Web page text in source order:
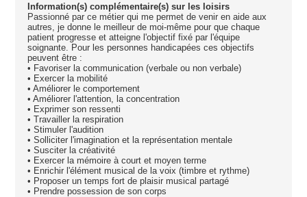
Information(s) complémentaire(s) sur les loisirs
Passionné par ce métier qui me permet de venir en aide aux
autres, je donne le meilleur de moi-même pour que chaque
patient progresse et atteigne l'objectif fixé par l'équipe
soignante. Pour les personnes handicapées ces objectifs
peuvent être :
• Favoriser la communication (verbale ou non verbale)
• Exercer la mobilité
• Améliorer le comportement
• Améliorer l'attention, la concentration
• Exprimer son ressenti
• Travailler la respiration
• Stimuler l'audition
• Solliciter l'imagination et la représentation mentale
• Susciter la créativité
• Exercer la mémoire à court et moyen terme
• Enrichir l'élément musical de la voix (timbre et rythme)
• Proposer un temps fort de plaisir musical partagé
• Prendre possession de son corps